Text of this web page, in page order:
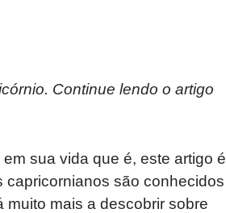
Continue lendo o artigo
sua vida que é, este artigo é
capricornianos são conhecidos
mais a descobrir sobre